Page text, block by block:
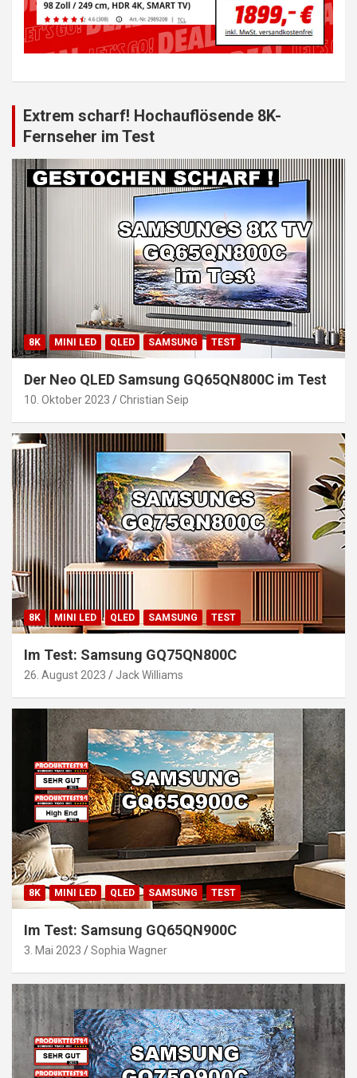
Extrem scharf! Hochauflösende 8K-
Fernseher im Test
8K MINI LED QLED SAMSUNG TEST
Der Neo QLED Samsung GQ65QN800C im Test
10. Oktober 2023 Christian Seip
8K MINI LED QLED SAMSUNG TEST
Im Test: Samsung GQ75QN800C
26. August 2023 Jack Williams
8K MINI LED QLED SAMSUNG TEST
Im Test: Samsung GQ65QN900C
3. Mai 2023 Sophia Wagner